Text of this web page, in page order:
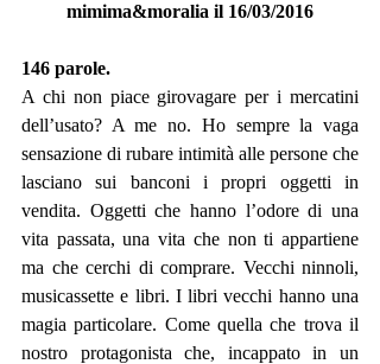
mimima&moralia il 16/03/2016
146 parole.
A chi non piace girovagare per i mercatini
dell’usato? A me no. Ho sempre la vaga
sensazione di rubare intimità alle persone che
lasciano sui banconi i propri oggetti in
vendita. Oggetti che hanno l’odore di una
vita passata, una vita che non ti appartiene
ma che cerchi di comprare. Vecchi ninnoli,
musicassette e libri. I libri vecchi hanno una
magia particolare. Come quella che trova il
nostro protagonista che, incappato in un